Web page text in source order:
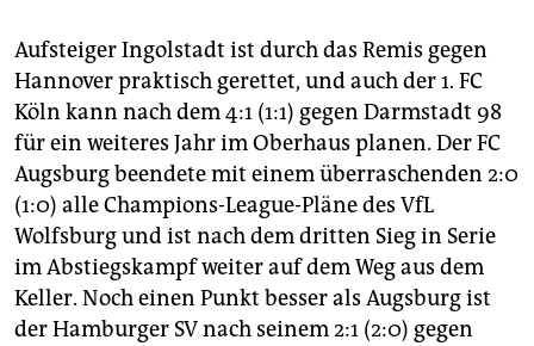
Aufsteiger Ingolstadt ist durch das Remis gegen
Hannover praktisch gerettet, und auch der 1. FC
Köln kann nach dem 4:1 (1:1) gegen Darmstadt 98
für ein weiteres Jahr im Oberhaus planen. Der FC
Augsburg beendete mit einem überraschenden 2:0
(1:0) alle Champions-League-Pläne des VfL
Wolfsburg und ist nach dem dritten Sieg in Serie
im Abstiegskampf weiter auf dem Weg aus dem
Keller. Noch einen Punkt besser als Augsburg ist
der Hamburger SV nach seinem 2:1 (2:0) gegen